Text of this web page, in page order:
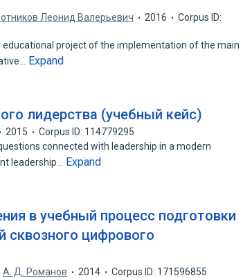
Леонид Валерьевич 2016
Corpus ID:
project of the implementation of the main
Expand
лидерства (учебный кейс)
2015
Corpus ID: 114779295
connected with leadership in a modern
leadership…
Expand
в учебный процесс подготовки
сквозного цифрового
А. Д. Романов 2014 Corpus ID: 171596855